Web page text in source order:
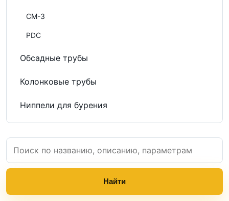
СМ-3
PDC
Обсадные трубы
Колонковые трубы
Ниппели для бурения
Найти